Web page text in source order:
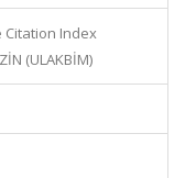
Citation Index
(ULAKBİM)